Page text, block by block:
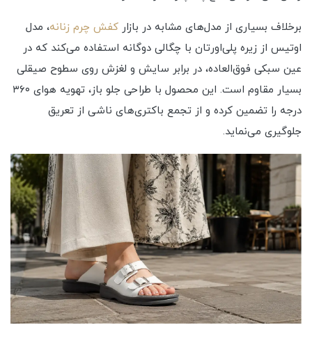
برخلاف بسیاری از مدل‌های مشابه در بازار کفش چرم زنانه، مدل
اوتیس از زیره پلی‌اورتان با چگالی دوگانه استفاده می‌کند که در
عین سبکی فوق‌العاده، در برابر سایش و لغزش روی سطوح صیقلی
بسیار مقاوم است. این محصول با طراحی جلو باز، تهویه هوای ۳۶۰
درجه را تضمین کرده و از تجمع باکتری‌های ناشی از تعریق
جلوگیری می‌نماید.